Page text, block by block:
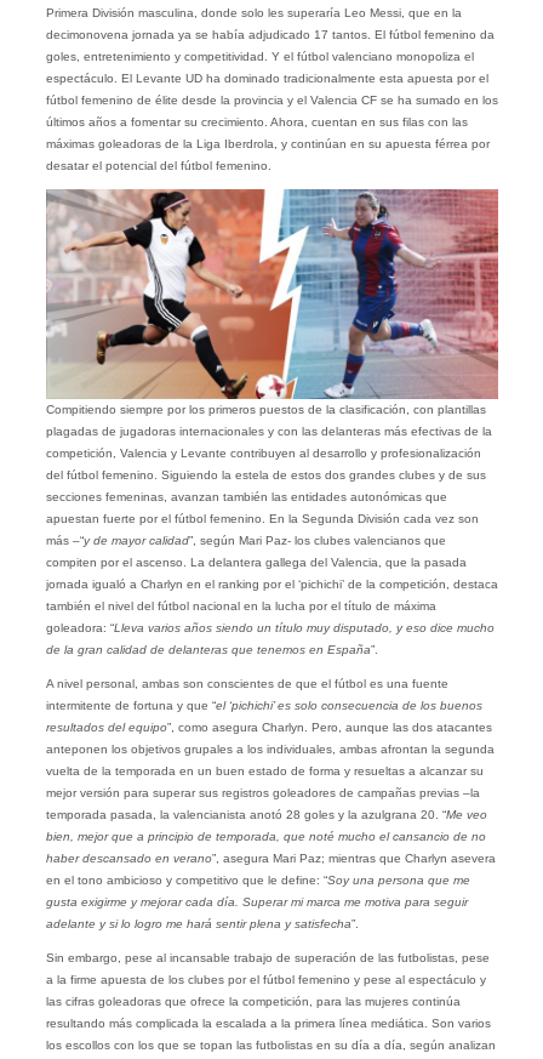
Primera División masculina, donde solo les superaría Leo Messi, que en la
decimonovena jornada ya se había adjudicado 17 tantos. El fútbol femenino da
goles, entretenimiento y competitividad. Y el fútbol valenciano monopoliza el
espectáculo. El Levante UD ha dominado tradicionalmente esta apuesta por el
fútbol femenino de élite desde la provincia y el Valencia CF se ha sumado en los
últimos años a fomentar su crecimiento. Ahora, cuentan en sus filas con las
máximas goleadoras de la Liga Iberdrola, y continúan en su apuesta férrea por
desatar el potencial del fútbol femenino.
Compitiendo siempre por los primeros puestos de la clasificación, con plantillas
plagadas de jugadoras internacionales y con las delanteras más efectivas de la
competición, Valencia y Levante contribuyen al desarrollo y profesionalización
del fútbol femenino. Siguiendo la estela de estos dos grandes clubes y de sus
secciones femeninas, avanzan también las entidades autonómicas que
apuestan fuerte por el fútbol femenino. En la Segunda División cada vez son
más –“y de mayor calidad”, según Mari Paz- los clubes valencianos que
compiten por el ascenso. La delantera gallega del Valencia, que la pasada
jornada igualó a Charlyn en el ranking por el ‘pichichi’ de la competición, destaca
también el nivel del fútbol nacional en la lucha por el título de máxima
goleadora: “Lleva varios años siendo un título muy disputado, y eso dice mucho
de la gran calidad de delanteras que tenemos en España”.
A nivel personal, ambas son conscientes de que el fútbol es una fuente
intermitente de fortuna y que “el ‘pichichi’ es solo consecuencia de los buenos
resultados del equipo”, como asegura Charlyn. Pero, aunque las dos atacantes
anteponen los objetivos grupales a los individuales, ambas afrontan la segunda
vuelta de la temporada en un buen estado de forma y resueltas a alcanzar su
mejor versión para superar sus registros goleadores de campañas previas –la
temporada pasada, la valencianista anotó 28 goles y la azulgrana 20. “Me veo
bien, mejor que a principio de temporada, que noté mucho el cansancio de no
haber descansado en verano”, asegura Mari Paz; mientras que Charlyn asevera
en el tono ambicioso y competitivo que le define: “Soy una persona que me
gusta exigirme y mejorar cada día. Superar mi marca me motiva para seguir
adelante y si lo logro me hará sentir plena y satisfecha”.
Sin embargo, pese al incansable trabajo de superación de las futbolistas, pese
a la firme apuesta de los clubes por el fútbol femenino y pese al espectáculo y
las cifras goleadoras que ofrece la competición, para las mujeres continúa
resultando más complicada la escalada a la primera línea mediática. Son varios
los escollos con los que se topan las futbolistas en su día a día, según analizan